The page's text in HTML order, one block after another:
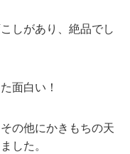
しがあり、絶品でし
面白い！
の他にかきもちの天
した。